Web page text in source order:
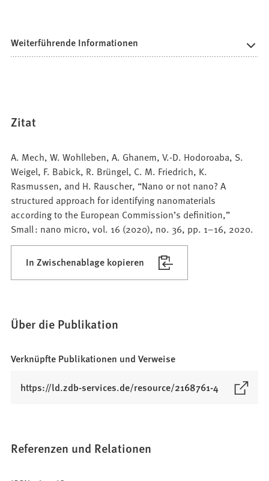
Weiterführende Informationen
Zitat
A. Mech, W. Wohlleben, A. Ghanem, V.-D. Hodoroaba, S.
Weigel, F. Babick, R. Brüngel, C. M. Friedrich, K.
Rasmussen, and H. Rauscher, “Nano or not nano? A
structured approach for identifying nanomaterials
according to the European Commission’s definition,”
Small : nano micro, vol. 16 (2020), no. 36, pp. 1–16, 2020.
In Zwischenablage kopieren
Über die Publikation
Verknüpfte Publikationen und Verweise
https://ld.zdb-services.de/resource/2168761-4
n
Referenzen und Relationen